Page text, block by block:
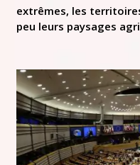
extrêmes, les
peu leurs paysages